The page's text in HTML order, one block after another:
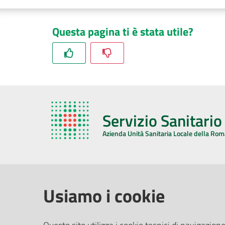
Questa pagina ti è stata utile?
Servizio
Azienda Unità Sanitaria Locale della
Usiamo i cookie